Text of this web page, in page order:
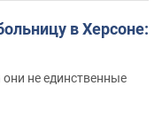
в Херсоне:
не единственные